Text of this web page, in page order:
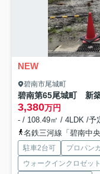
NEW
碧南市尾城町
碧南第65尾城町 新
3,380万円
- / 108.49㎡ / 4LDK /予
名鉄三河線「碧南中
駐車2台可 プロパン
ウォークインクロゼット